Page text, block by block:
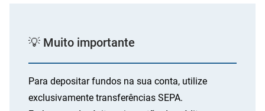
💡 Muito importante
Para depositar fundos na sua conta, utilize
exclusivamente transferências SEPA.